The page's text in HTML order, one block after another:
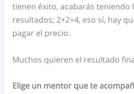
tienen éxito, acabarás teniendo
resultados; 2+2=4, eso sí, hay
pagar el precio.
Muchos quieren el resultado
Elige un mentor que te